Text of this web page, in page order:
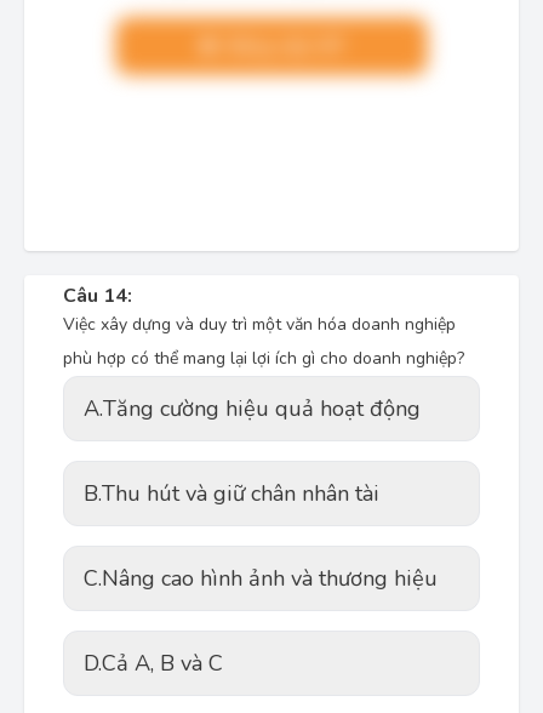
Câu 14:
Việc xây dựng và duy trì một văn hóa doanh nghiệp
phù hợp có thể mang lại lợi ích gì cho doanh nghiệp?
A.Tăng cường hiệu quả hoạt động
B.Thu hút và giữ chân nhân tài
C.Nâng cao hình ảnh và thương hiệu
D.Cả A, B và C